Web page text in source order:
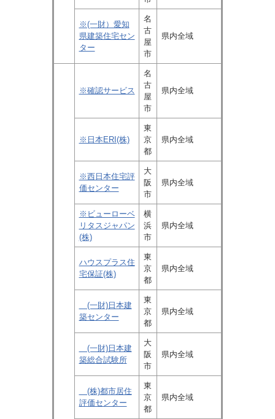
※(一財）愛知
県建築住宅セン
ター
名
古
屋
市
県内全域
※確認サービス
名
古
屋
市
県内全域
※日本ERI(株)
東
京
都
県内全域
※西日本住宅評
価センター
大
阪
市
県内全域
※ビューローベ
リタスジャパン
(株)
横
浜
市
県内全域
ハウスプラス住
宅保証(株)
東
京
都
県内全域
(一財)日本建
築センター
東
京
都
県内全域
(一財)日本建
築総合試験所
大
阪
市
県内全域
(株)都市居住
評価センター
東
京
都
県内全域